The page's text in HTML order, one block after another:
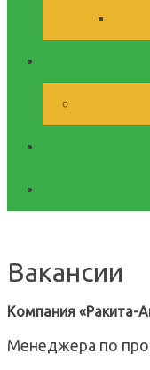
Вакансии
Компания «Ракита-
Менеджера по